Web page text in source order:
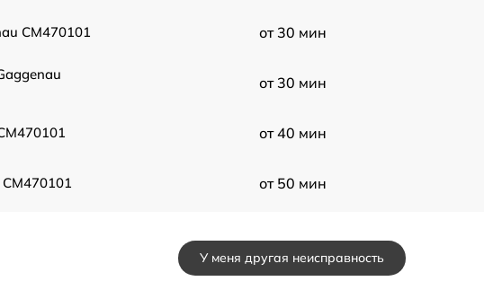
CM470101 от 30 мин
от 30 мин
от 40 мин
от 50 мин
У меня другая неисправность